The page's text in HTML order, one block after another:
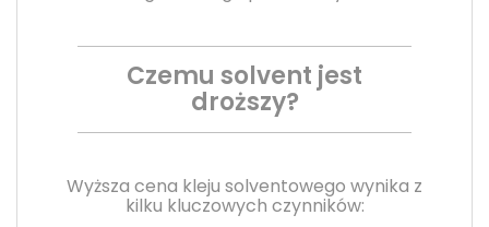
Czemu solvent jest
droższy?
Wyższa cena kleju solventowego wynika z
kilku kluczowych czynników: